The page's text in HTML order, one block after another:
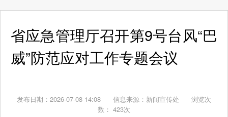
省应急管理厅召开第9号台风“巴
威”防范应对工作专题会议
发布日期：2026-07-08 14:08 信息来源： 新闻宣传处
浏览次
数： 423次